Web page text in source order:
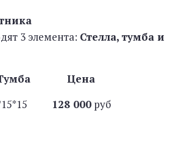
3 элемента: Стелла, тумба и
Цена
128 000 руб